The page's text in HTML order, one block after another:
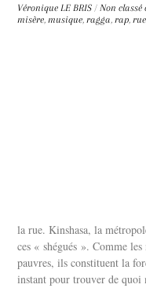
Véronique LE BRIS / Non classé
misère, musique, ragga, rap, rue
la rue. Kinshasa, la
ces « shégués ». Comme
pauvres, ils constituent la
instant pour trouver de quoi